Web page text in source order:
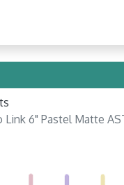
Link 6" Pastel Matte